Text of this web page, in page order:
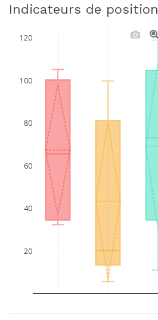
Indicateurs de position
20
40
60
80
100
120